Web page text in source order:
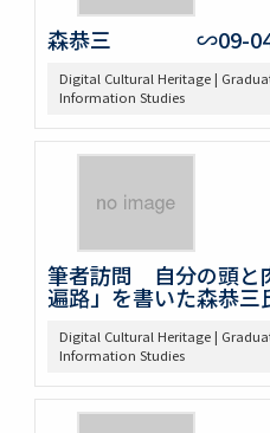
森恭三 ∽09-
Digital Cultural Heritage |
Information Studies
筆者訪問 自分の頭と
遍路」を書いた森
Digital Cultural Heritage |
Information Studies